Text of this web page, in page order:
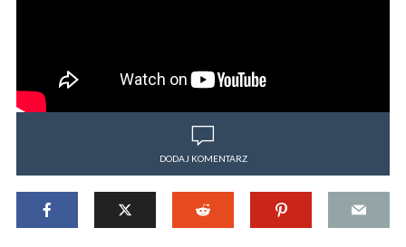
DODAJ KOMENTARZ